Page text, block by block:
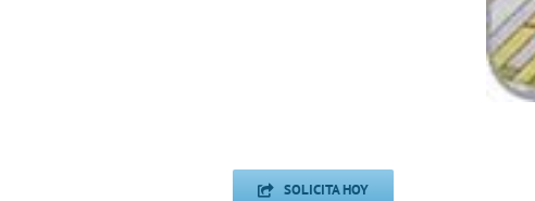
SOLICITA HOY